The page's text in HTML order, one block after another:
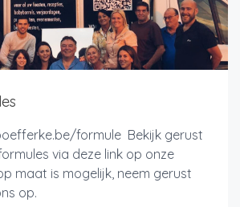
formule Bekijk gerust
via deze link op onze
maat is mogelijk, neem gerust
op.